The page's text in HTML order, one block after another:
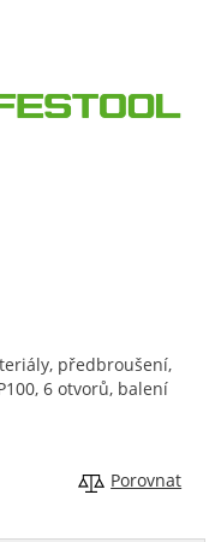
předbroušení,
6 otvorů, balení
Porovnat